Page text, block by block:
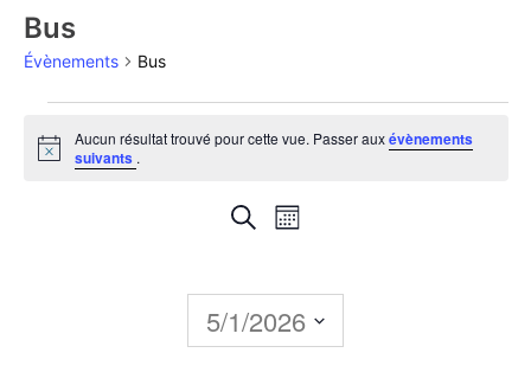
Bus
Évènements Bus
Notice
Aucun résultat trouvé pour cette vue. Passer auxévènements
suivants .
Recherche
navigation
RechercheNavigation
vues
Évènement
Mois
5/1/2026